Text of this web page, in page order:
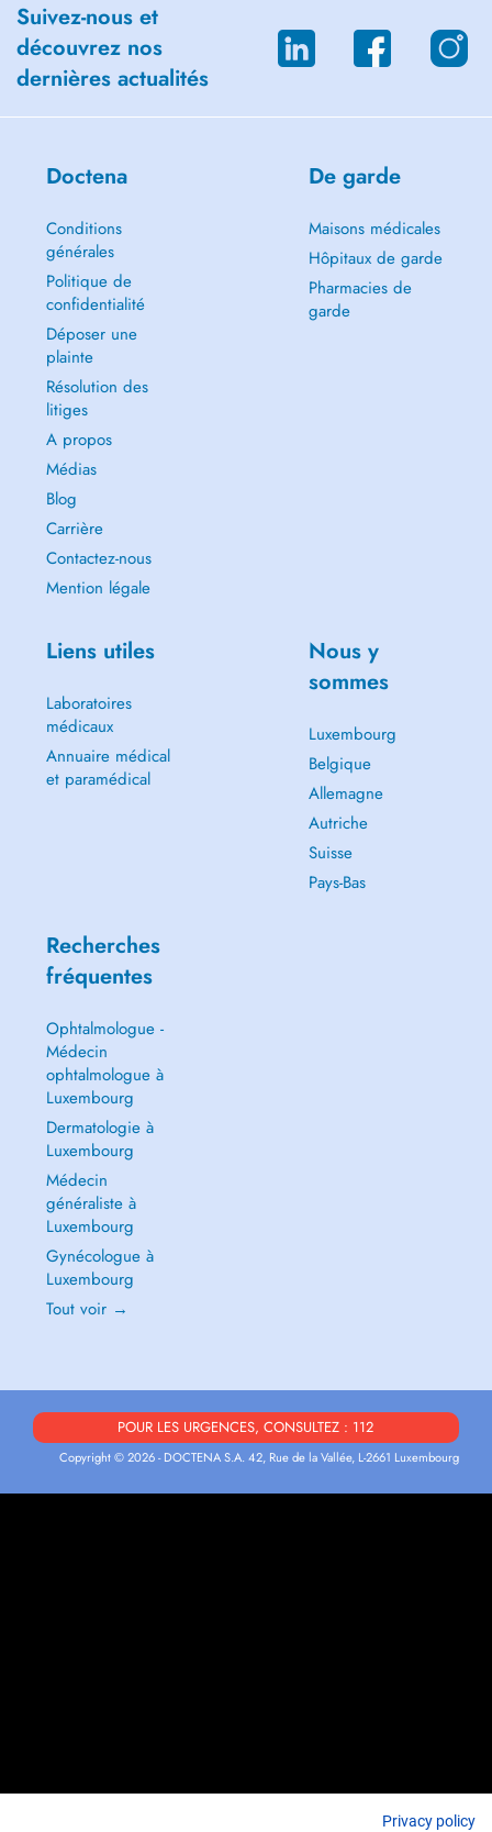
Suivez-nous et
découvrez nos
dernières actualités
Doctena
Conditions
générales
Politique de
confidentialité
Déposer une
plainte
Résolution des
litiges
A propos
Médias
Blog
Carrière
Contactez-nous
Mention légale
De garde
Maisons médicales
Hôpitaux de garde
Pharmacies de
garde
Liens utiles
Laboratoires
médicaux
Annuaire médical
et paramédical
Nous y
sommes
Luxembourg
Belgique
Allemagne
Autriche
Suisse
Pays-Bas
Recherches
fréquentes
Ophtalmologue -
Médecin
ophtalmologue à
Luxembourg
Dermatologie à
Luxembourg
Médecin
généraliste à
Luxembourg
Gynécologue à
Luxembourg
Tout voir →
POUR LES URGENCES, CONSULTEZ : 112
Copyright © 2026 - DOCTENA S.A. 42, Rue de la Vallée, L-2661 Luxembourg
Privacy policy